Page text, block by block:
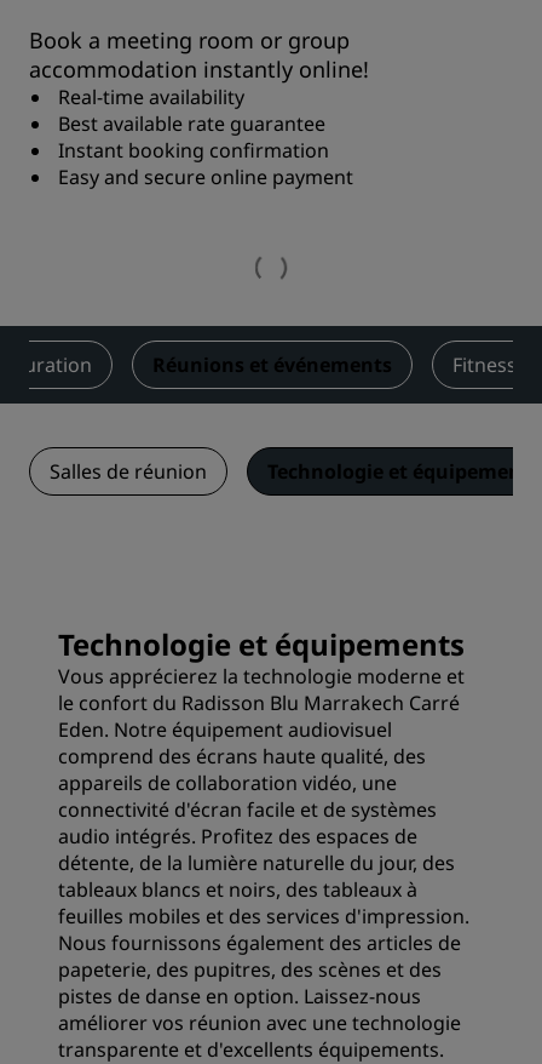
Book a meeting room or group
accommodation instantly online!
Real-time availability
Best available rate guarantee
Instant booking confirmation
Easy and secure online payment
Réunions et événements Fitness
Salles de réunion Technologie et équipements
Technologie et équipements
Vous apprécierez la technologie moderne et
le confort du Radisson Blu Marrakech Carré
Eden. Notre équipement audiovisuel
comprend des écrans haute qualité, des
appareils de collaboration vidéo, une
connectivité d'écran facile et de systèmes
audio intégrés. Profitez des espaces de
détente, de la lumière naturelle du jour, des
tableaux blancs et noirs, des tableaux à
feuilles mobiles et des services d'impression.
Nous fournissons également des articles de
papeterie, des pupitres, des scènes et des
pistes de danse en option. Laissez-nous
améliorer vos réunion avec une technologie
transparente et d'excellents équipements.